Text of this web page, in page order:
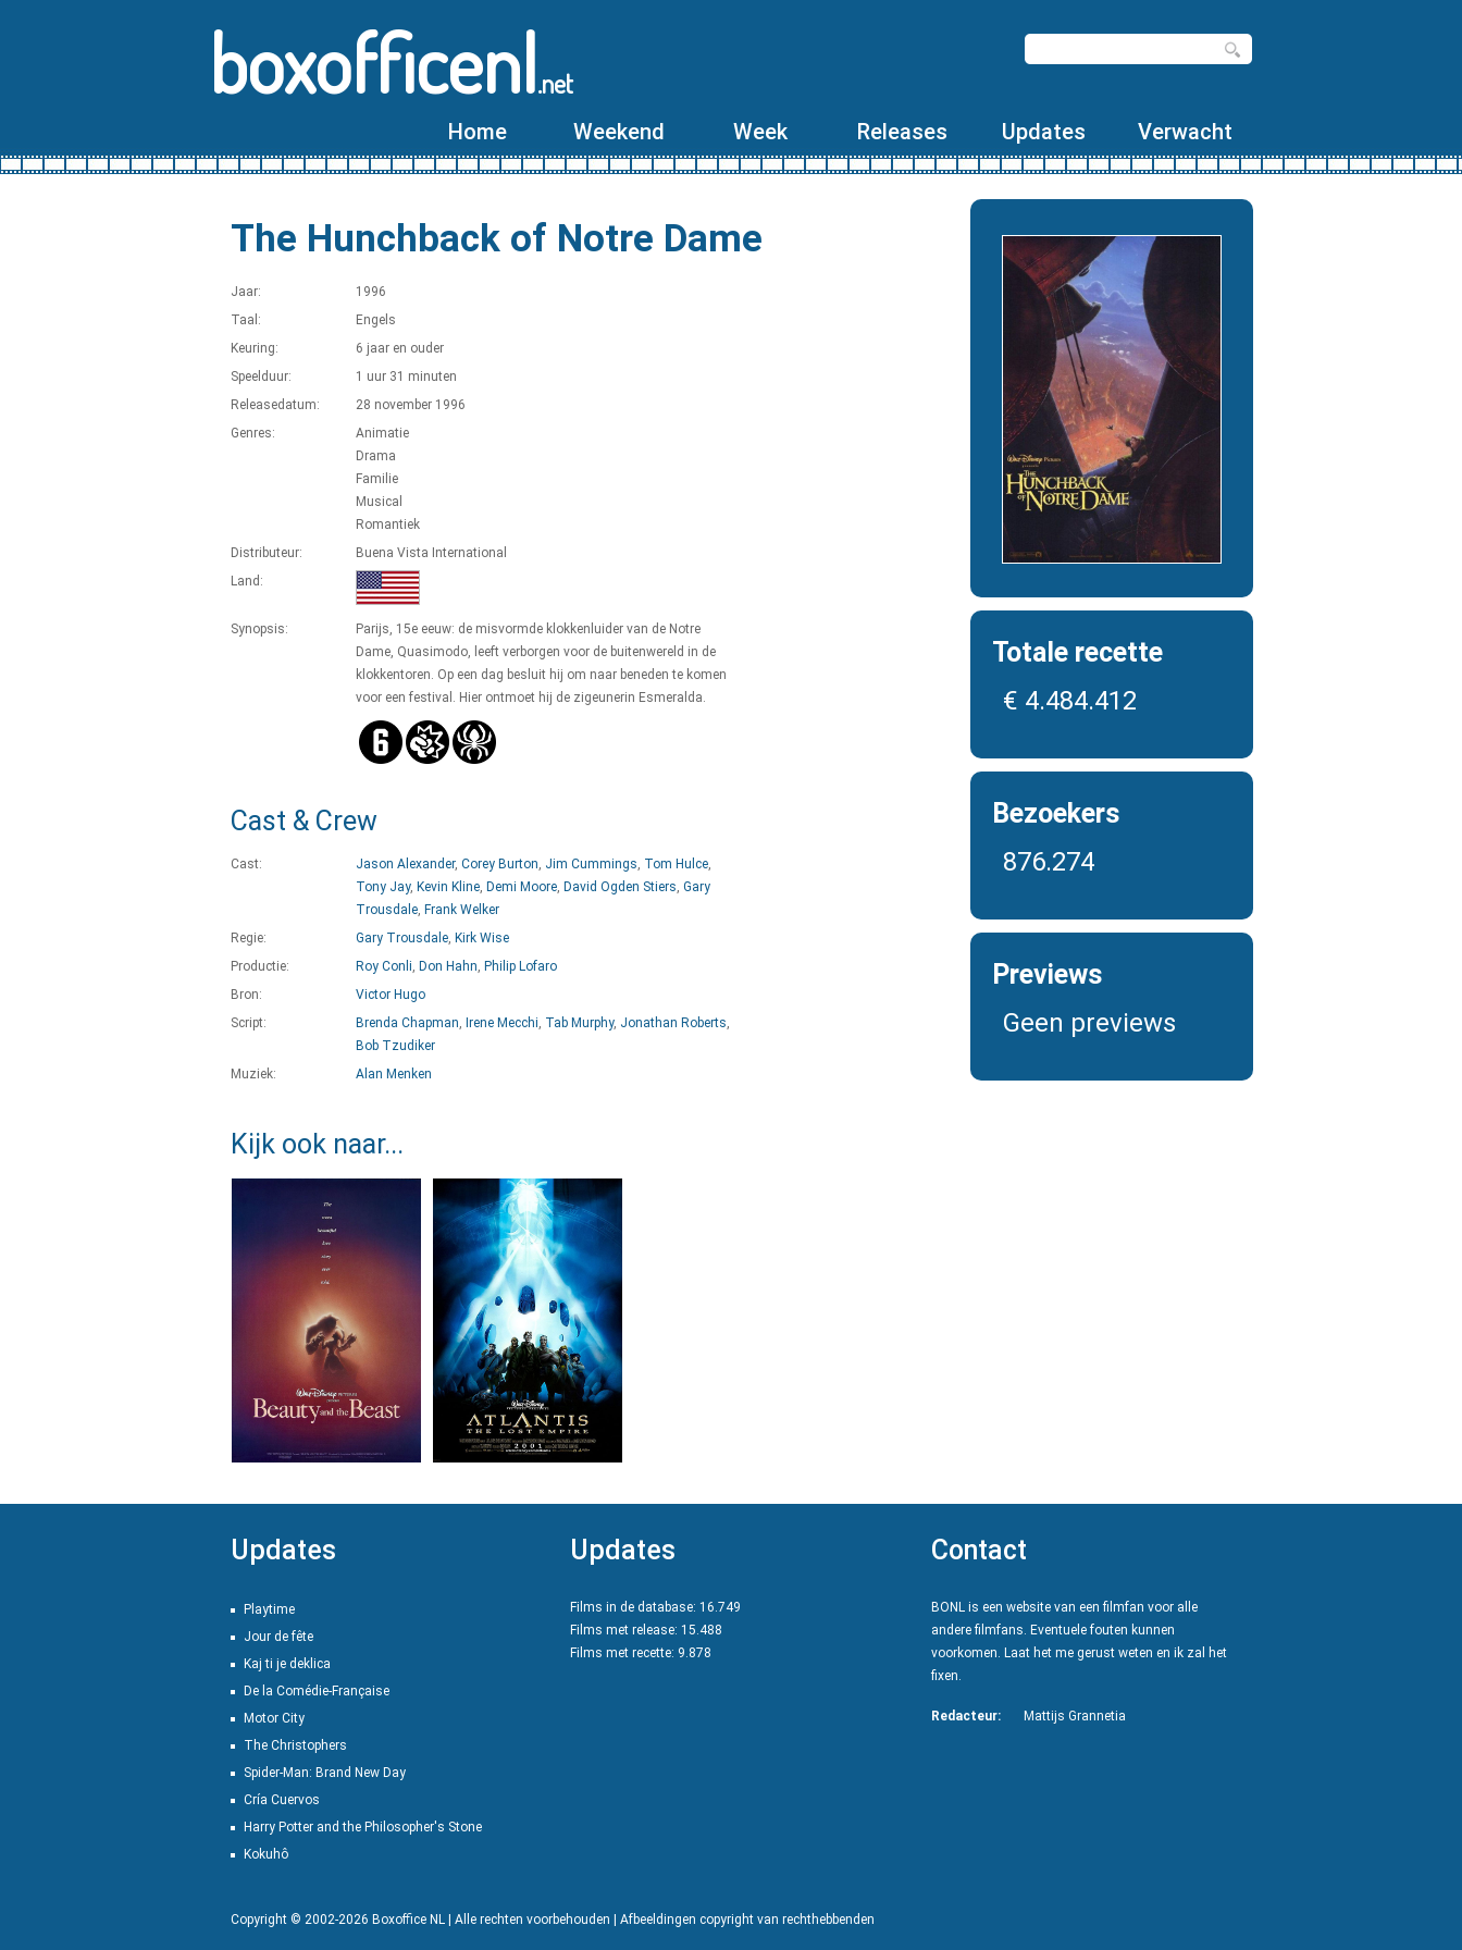
boxofficenl.net
Home Weekend Week Releases Updates Verwacht
The Hunchback of Notre Dame
Jaar:
1996
Taal:
Engels
Keuring:
6 jaar en ouder
Speelduur:
1 uur 31 minuten
Releasedatum:
28 november 1996
Genres:
Animatie
Drama
Familie
Musical
Romantiek
Distributeur:
Buena Vista International
Land:
Synopsis:
Parijs, 15e eeuw: de misvormde klokkenluider van de Notre
Dame, Quasimodo, leeft verborgen voor de buitenwereld in de
klokkentoren. Op een dag besluit hij om naar beneden te komen
voor een festival. Hier ontmoet hij de zigeunerin Esmeralda.
Cast & Crew
Cast: Jason Alexander, Corey Burton, Jim Cummings, Tom Hulce,
Tony Jay, Kevin Kline, Demi Moore, David Ogden Stiers, Gary
Trousdale, Frank Welker
Regie:
Gary Trousdale, Kirk Wise
Productie:
Roy Conli, Don Hahn, Philip Lofaro
Bron:
Victor Hugo
Script:
Brenda Chapman, Irene Mecchi, Tab Murphy, Jonathan Roberts,
Bob Tzudiker
Muziek:
Alan Menken
Totale recette
€ 4.484.412
Bezoekers
876.274
Previews
Geen previews
Kijk ook naar...
Updates
Playtime
Jour de fête
Kaj ti je deklica
De la Comédie-Française
Motor City
The Christophers
Spider-Man: Brand New Day
Cría Cuervos
Harry Potter and the Philosopher's Stone
Kokuhô
Updates
Films in de database: 16.749
Films met release: 15.488
Films met recette: 9.878
Contact
BONL is een website van een filmfan voor alle
andere filmfans. Eventuele fouten kunnen
voorkomen. Laat het me gerust weten en ik zal het
fixen.
Redacteur: Mattijs Grannetia
Copyright © 2002-2026 Boxoffice NL | Alle rechten voorbehouden | Afbeeldingen copyright van rechthebbenden